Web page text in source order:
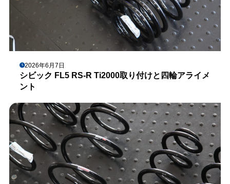
2026年6月7日
シビック FL5 RS-R Ti2000取り付けと四輪アライメ
ント